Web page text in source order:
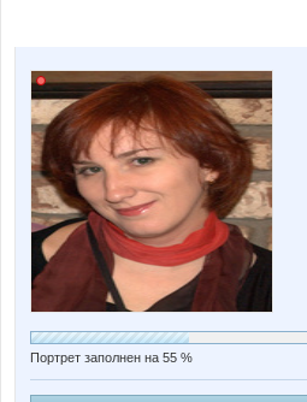
Портрет заполнен на 55 %